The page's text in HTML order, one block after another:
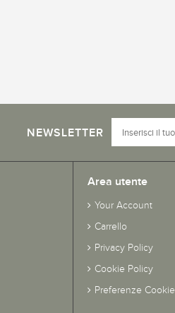
NEWSLETTER
Area utente
Your Account
Carrello
Privacy Policy
Cookie Policy
Preferenze Cookie